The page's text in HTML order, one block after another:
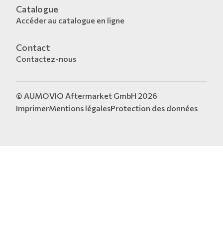
Catalogue
Accéder au catalogue en ligne
Contact
Contactez-nous
© AUMOVIO Aftermarket GmbH 2026
ImprimerMentions légalesProtection des données